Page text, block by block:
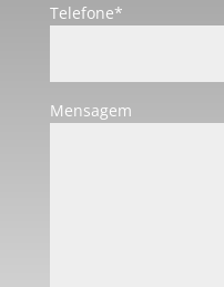
Telefone*
Mensagem